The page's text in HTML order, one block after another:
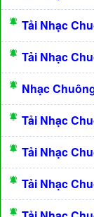
Tải Nhạc
Tải Nhạc
Nhạc
Tải Nhạc
Tải Nhạc
Tải Nhạc